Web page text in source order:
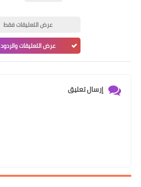
عرض التعليقات فقط
عرض التعليقات والردود
إرسال تعليق